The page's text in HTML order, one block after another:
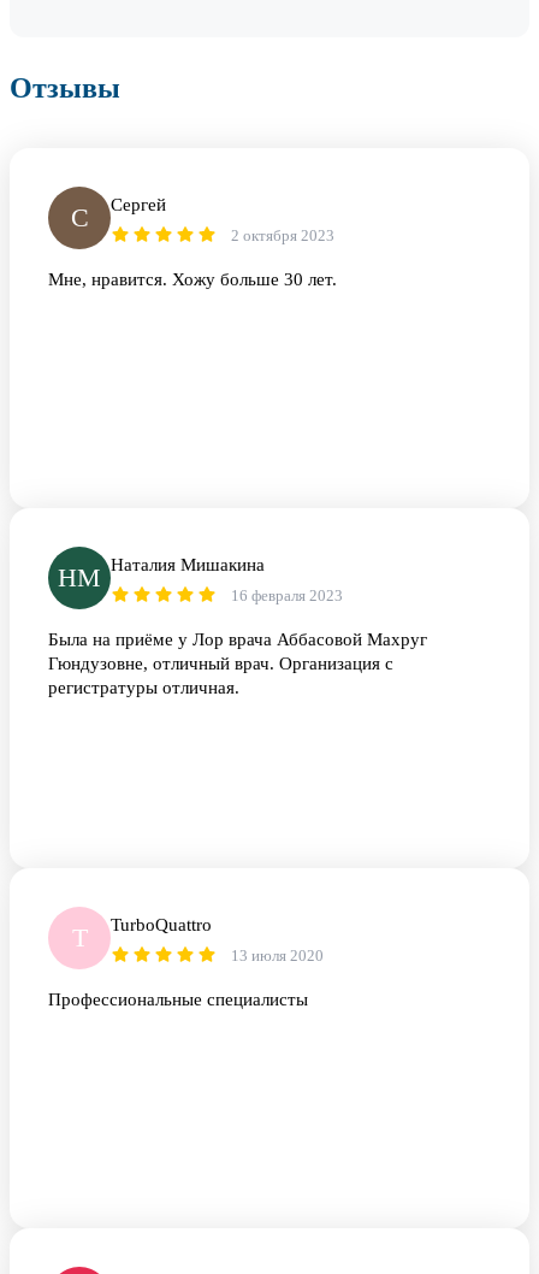
Отзывы
С Сергей
2 октября 2023
Мне, нравится. Хожу больше 30 лет.
НМ Наталия Мишакина
16 февраля 2023
Была на приёме у Лор врача Аббасовой Махруг
Гюндузовне, отличный врач. Организация с
регистратуры отличная.
T TurboQuattro
13 июля 2020
Профессиональные специалисты